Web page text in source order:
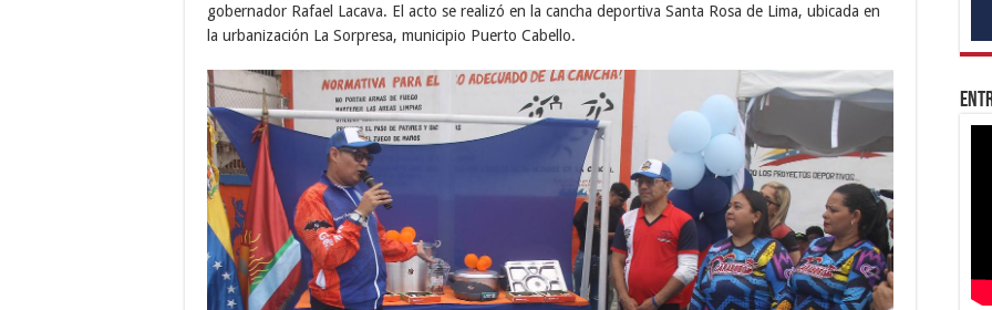
gobernador Rafael Lacava. El acto se realizó en la cancha deportiva Santa Rosa de Lima, ubicada en
la urbanización La Sorpresa, municipio Puerto Cabello.